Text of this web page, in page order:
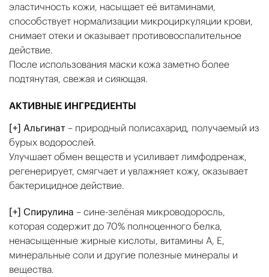
эластичность кожи, насыщает её витаминами,
способствует нормализации микроциркуляции крови,
снимает отеки и оказывает противовоспалительное
действие.
После использования маски кожа заметно более
подтянутая, свежая и сияющая.
АКТИВНЫЕ ИНГРЕДИЕНТЫ
[+] Альгинат – природный полисахарид, получаемый из
бурых водорослей.
Улучшает обмен веществ и усиливает лимфодренаж,
регенерирует, смягчает и увлажняет кожу, оказывает
бактерицидное действие.
[+] Спирулина – сине-зелёная микроводоросль,
которая содержит до 70% полноценного белка,
ненасыщенные жирные кислоты, витамины А, Е,
минеральные соли и другие полезные минералы и
вещества.